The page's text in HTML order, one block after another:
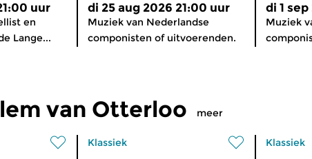
uur
en
Lange...
di 25 aug 2026 21:00 uur
Muziek van Nederlandse
componisten of uitvoerenden.
di 1
Muziek
van Otterloo meer
Klassiek Klassiek